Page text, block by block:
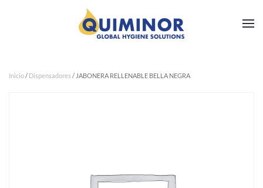
Ir al contenido principal
Inicio/ Dispensadores / JABONERA RELLENABLE BELLA NEGRA